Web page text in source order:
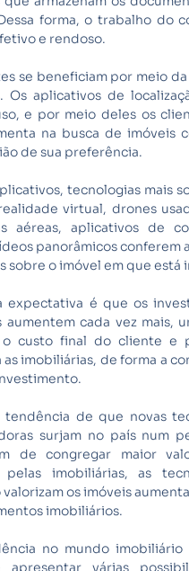
forma, o trabalho do
e rendoso.
se beneficiam por meio
Os aplicativos de
e por meio deles os
na busca de imóveis
de sua preferência.
tecnologias mais
virtual, drones
aéreas, aplicativos de
panorâmicos conferem
sobre o imóvel em que está
expectativa é que os
aumentem cada vez mais,
o custo final do cliente e
as imobiliárias, de forma a
tendência de que novas
surjam no país num
de congregar maior
pelas imobiliárias, as
valorizam os imóveis
imobiliários.
no mundo imobiliário
apresentar várias